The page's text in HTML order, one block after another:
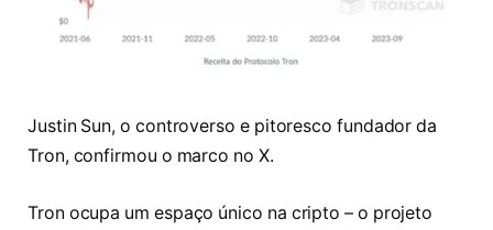
Justin Sun, o controverso e pitoresco fundador da
Tron, confirmou o marco no X.
Tron ocupa um espaço único na cripto – o projeto